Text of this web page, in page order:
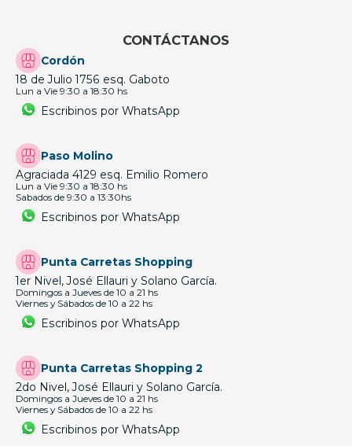
CONTÁCTANOS
Cordón
18 de Julio 1756 esq. Gaboto
Lun a Vie 9:30 a 18:30 hs
Escribinos por WhatsApp
Paso Molino
Agraciada 4129 esq. Emilio Romero
Lun a Vie 9:30 a 18:30 hs
Sabados de 9:30 a 13:30hs
Escribinos por WhatsApp
Punta Carretas Shopping
1er Nivel, José Ellauri y Solano García.
Domingos a Jueves de 10 a 21 hs
Viernes y Sábados de 10 a 22 hs
Escribinos por WhatsApp
Punta Carretas Shopping 2
2do Nivel, José Ellauri y Solano García.
Domingos a Jueves de 10 a 21 hs
Viernes y Sábados de 10 a 22 hs
Escribinos por WhatsApp